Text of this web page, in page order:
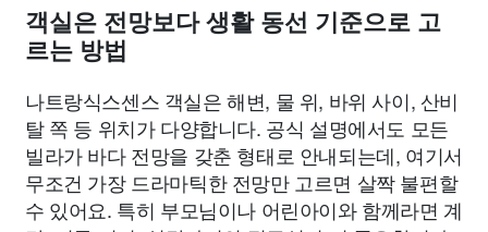
객실은 전망보다 생활 동선 기준으로 고
르는 방법
나트랑식스센스 객실은 해변, 물 위, 바위 사이, 산비
탈 쪽 등 위치가 다양합니다. 공식 설명에서도 모든
빌라가 바다 전망을 갖춘 형태로 안내되는데, 여기서
무조건 가장 드라마틱한 전망만 고르면 살짝 불편할
수 있어요. 특히 부모님이나 어린아이와 함께라면 계